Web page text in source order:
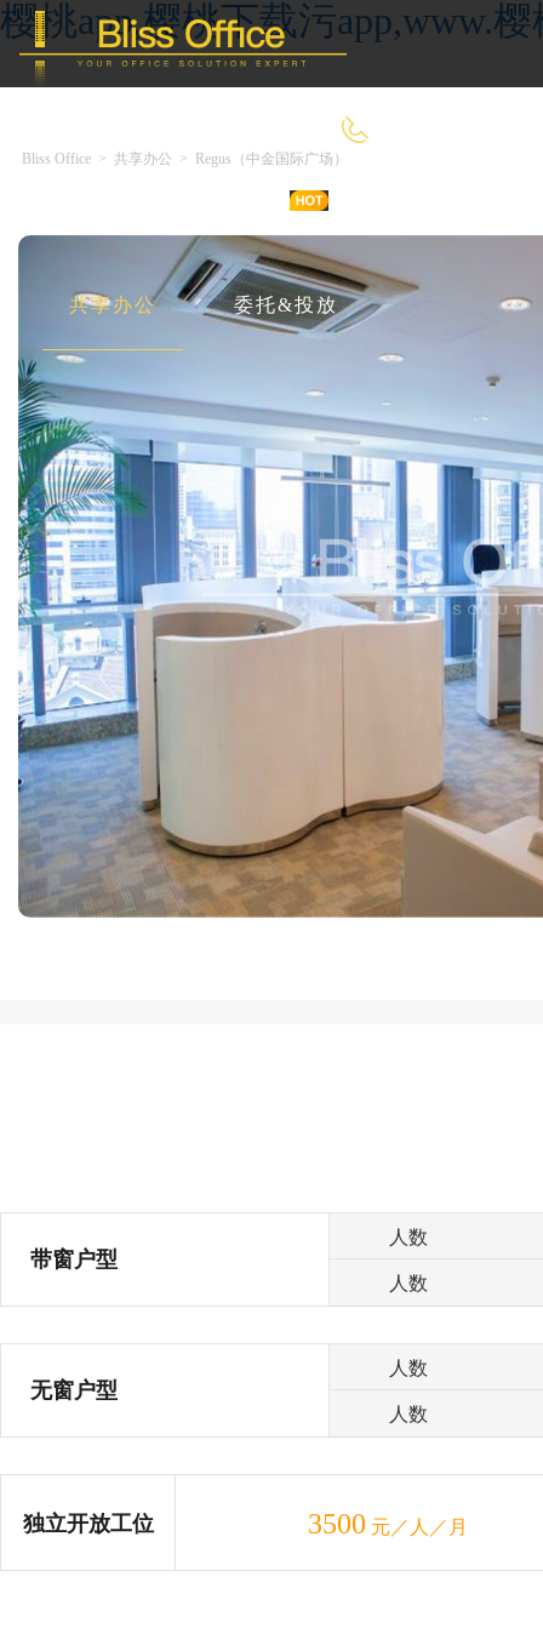
樱桃app,樱桃下载污app,www.
共享办公 委托&投放
Bliss Office > 共享办公 > Regus（中金国际广场）
带窗户型
人数
人数
无窗户型
人数
人数
独立开放工位 3500 元／人／月